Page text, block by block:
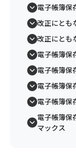
電子帳簿保
改正にとも
改正にとも
電子帳簿保
電子帳簿保
電子帳簿保
電子帳簿保
電子帳簿保
マックス